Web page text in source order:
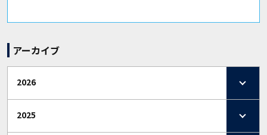
アーカイブ
2026
2025